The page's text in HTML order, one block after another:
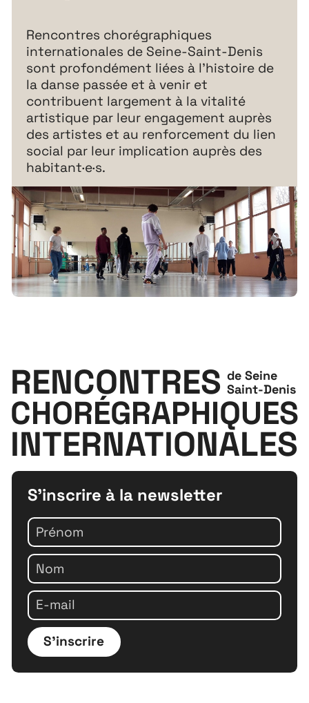
À propos
Projets
Recrutement
Rencontres chorégraphiques
internationales de Seine-Saint-Denis
sont profondément liées à l’histoire de
la danse passée et à venir et
contribuent largement à la vitalité
artistique par leur engagement auprès
des artistes et au renforcement du lien
social par leur implication auprès des
habitant·e·s.
RENCONTRES
CHORÉGRAPHIQUES
INTERNATIONALES
de Seine
Saint-Denis
S'inscrire à la newsletter
S'inscrire